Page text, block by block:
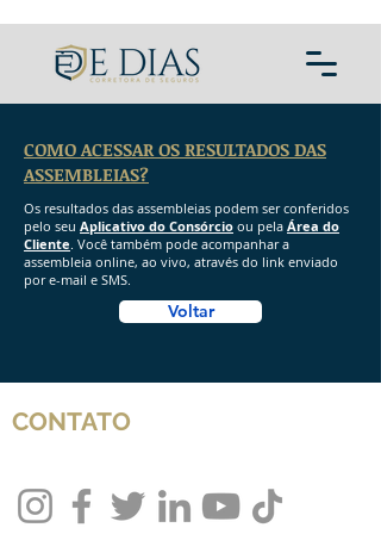
COMO ACESSAR OS RESULTADOS DAS
ASSEMBLEIAS?
Os resultados das assembleias podem ser conferidos
pelo seu Aplicativo do Consórcio ou pela Área do
Cliente. Você também pode acompanhar a
assembleia online, ao vivo, através do link enviado
por e-mail e SMS.
Voltar
CONTATO